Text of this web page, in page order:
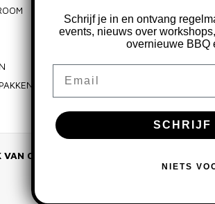
& RETOURNEREN
COOKIES OM ONZE WEBSITE TE
Schrijf je in en ontvang
events, nieuws over
overnieuwe BBQ
SCHRIJF
NIETS